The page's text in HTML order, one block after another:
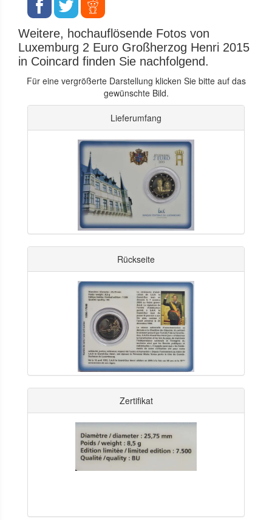
Weitere, hochauflösende Fotos von
Luxemburg 2 Euro Großherzog Henri 2015
in Coincard finden Sie nachfolgend.
Für eine vergrößerte Darstellung klicken Sie bitte auf das
gewünschte Bild.
Lieferumfang
Rückseite
Zertifikat